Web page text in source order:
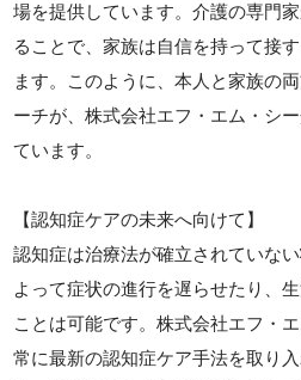
場を提供しています。介護の専門
ることで、家族は自信を持って接
ます。このように、本人と家族の
ーチが、株式会社エフ・エム・シ
ています。
【認知症ケアの未来へ向けて】
認知症は治療法が確立されていな
よって症状の進行を遅らせたり、
ことは可能です。株式会社エフ・
常に最新の認知症ケア手法を取り